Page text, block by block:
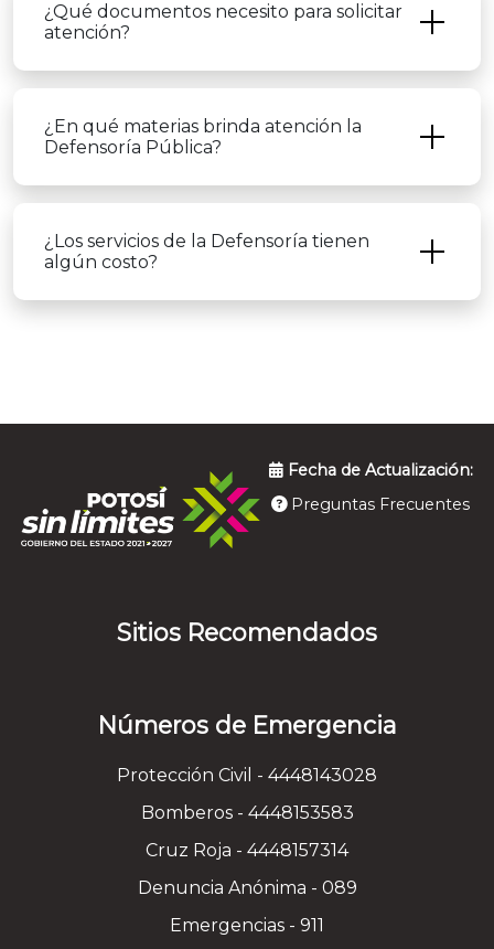
¿Qué documentos necesito para solicitar
atención?
¿En qué materias brinda atención la
Defensoría Pública?
¿Los servicios de la Defensoría tienen
algún costo?
Fecha de Actualización:
Preguntas Frecuentes
Sitios Recomendados
Números de Emergencia
Protección Civil - 4448143028
Bomberos - 4448153583
Cruz Roja - 4448157314
Denuncia Anónima - 089
Emergencias - 911